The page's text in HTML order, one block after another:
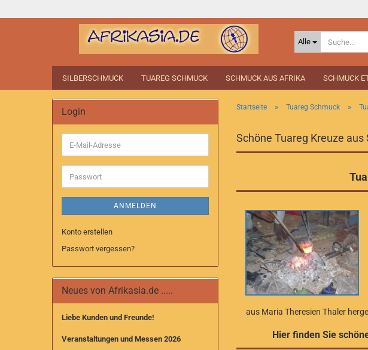
Alle
SILBERSCHMUCK TUAREG SCHMUCK SCHMUCK AUS AFRIKA SCHMUCK
Startseite » Tuareg Schmuck »
Schöne Tuareg Kreuze
aus Maria Theresien Thaler
Hier finden Sie
Login
E-
Mail-
Adresse
Passwort
ANMELDEN
Konto erstellen
Passwort vergessen?
Neues von Afrikasia.de .....
Liebe Kunden und Freunde!
Veranstaltungen und Messen 2026